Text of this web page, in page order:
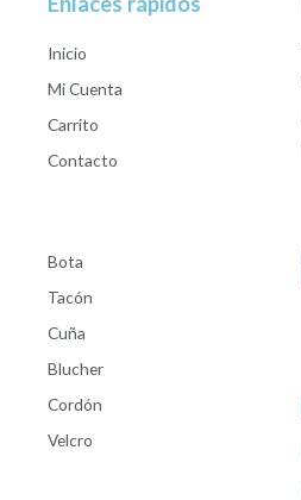
Inicio
Mi Cuenta
Carrito
Contacto
Bota
Tacón
Cuña
Blucher
Cordón
Velcro